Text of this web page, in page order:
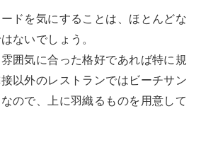
ドを気にすることは、ほとんどな
ないでしょう。
囲気に合った格好であれば特に規
以外のレストランではビーチサン
ので、上に羽織るものを用意して